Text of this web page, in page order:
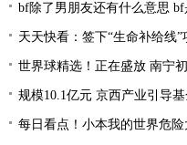
bf除了男朋友还有什么意思 bf
天天快看：签下“生命补给线”项目意向
世界球精选！正在盛放 南宁
规模10.1亿元 京西产业引导
每日看点！小本我的世界危险